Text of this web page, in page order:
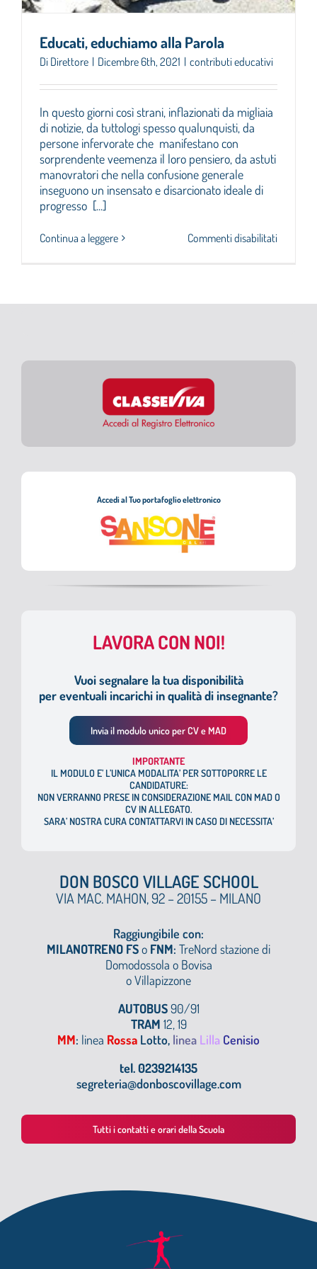
Educati, educhiamo alla Parola
Di Direttore | Dicembre 6th, 2021 | contributi educativi
In questo giorni così strani, inflazionati da migliaia
di notizie, da tuttologi spesso qualunquisti, da
persone infervorate che manifestano con
sorprendente veemenza il loro pensiero, da astuti
manovratori che nella confusione generale
inseguono un insensato e disarcionato ideale di
progresso [...]
Continua a leggere Commenti disabilitatisu
Accedi al Tuo portafoglio elettronico
LAVORA CON NOI!
Vuoi segnalare la tua disponibilità
per eventuali incarichi in qualità di insegnante?
Invia il modulo unico per CV e MAD
IMPORTANTE
IL MODULO E’ L’UNICA MODALITA’ PER SOTTOPORRE LE
CANDIDATURE:
NON VERRANNO PRESE IN CONSIDERAZIONE MAIL CON MAD O
CV IN ALLEGATO.
SARA’ NOSTRA CURA CONTATTARVI IN CASO DI NECESSITA’
DON BOSCO VILLAGE SCHOOL
VIA MAC. MAHON, 92 – 20155 – MILANO
Raggiungibile con:
MILANOTRENO FSo FNM: TreNord stazione di
Domodossola o Bovisa
o Villapizzone
AUTOBUS 90/91
TRAM 12, 19
MM: linea Rossa Lotto, linea Lilla Cenisio
tel. 0239214135
segreteria@donboscovillage.com
Tutti i contatti e orari della Scuola